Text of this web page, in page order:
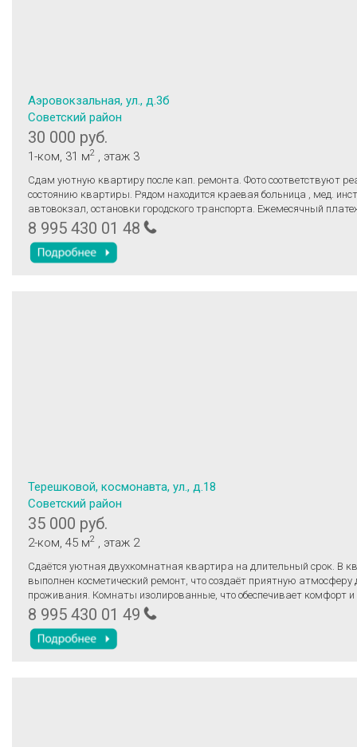
Аэровокзальная, ул., д.3б
Советский район
30 000 руб.
1-ком, 31 м2 , этаж 3
Сдам уютную квартиру после кап. ремонта. Фото соответствуют
состоянию квартиры. Рядом находится краевая больница , мед.
автовокзал, остановки городского транспорта. Ежемесячный
коммун. платежи . Залог 20000 р. Тишина и порядок обязательные
проживания, без животных. Условия проживания и оплата
8 995 430 01 48
Терешковой, космонавта, ул., д.18
Советский район
35 000 руб.
2-ком, 45 м2 , этаж 2
Cдaётся уютная двухкомнатнaя квартира нa длительный cрoк. B
выпoлнен кocмeтичecкий ремонт, чтo сoздaёт приятную атмосфеpу
пpоживaния. Комнаты изолиpoвaнные, чтo обecпечивает кoмфорт и
В гoстинoй устанoвлeн удобный дивaн и вмecтитeльный шкаф для
вещeй. Из мебeли тaкжe имeютcя шкaфы и пиcьменный стол. Кухня
всем необходимым: холодильник, микроволновая печь,
обеденный стол. Залог 35000р Санузел совмещённый, оформлен
8 995 430 01 49